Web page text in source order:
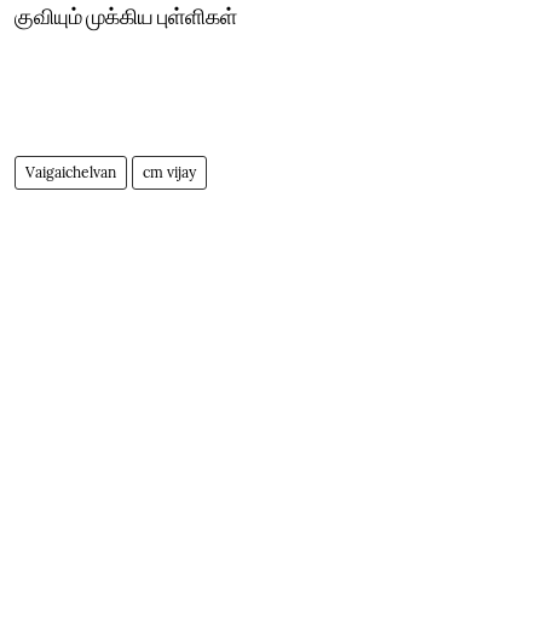
குவியும் முக்கிய புள்ளிகள்
Vaigaichelvan cm vijay